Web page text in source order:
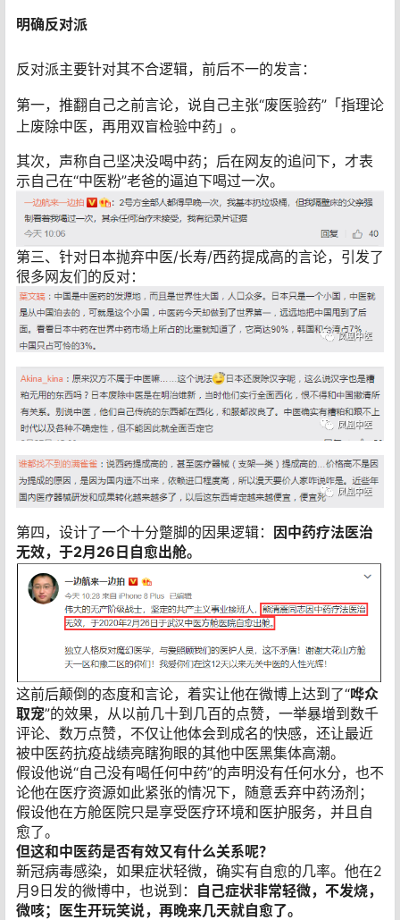
明确反对派
反对派主要针对其不合逻辑，前后不一的发言：
第一，推翻自己之前言论，说自己主张“废医验药”「指理论
上废除中医，再用双盲检验中药」。
其次，声称自己坚决没喝中药；后在网友的追问下，才表
示自己在“中医粉”老爸的逼迫下喝过一次。
第三、针对日本抛弃中医/长寿/西药提成高的言论，引发了
很多网友们的反对：
第四，设计了一个十分蹩脚的因果逻辑：
因中药疗法医治
无效，于2月26日自愈出舱。
这前后颠倒的态度和言论，着实让他在微博上达到了“哗众
取宠”的效果，从以前几十到几百的点赞，一举暴增到数千
评论、数万点赞，不仅让他体会到成名的快感，还让最近
被中医药抗疫战绩亮瞎狗眼的其他中医黑集体高潮。
假设他说“自己没有喝任何中药”的声明没有任何水分，也不
论他在医疗资源如此紧张的情况下，随意丢弃中药汤剂；
假设他在方舱医院只是享受医疗环境和医护服务，并且自
愈了。
但这和中医药是否有效又有什么关系呢？
新冠病毒感染，如果症状轻微，确实有自愈的几率。他在2
月9日发的微博中，也说到： 自己症状非常轻微，不发烧，
微咳；医生开玩笑说，再晚来几天就自愈了。